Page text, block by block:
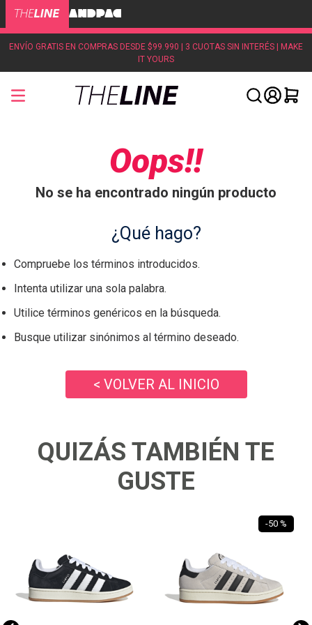
ENVÍO GRATIS EN COMPRAS DESDE $99.990 | 3 CUOTAS SIN INTERÉS | MAKE
IT YOURS
Oops!!
No se ha encontrado ningún producto
¿Qué hago?
Compruebe los términos introducidos.
Intenta utilizar una sola palabra.
Utilice términos genéricos en la búsqueda.
Busque utilizar sinónimos al término deseado.
< VOLVER AL INICIO
QUIZÁS TAMBIÉN TE
GUSTE
-50 %